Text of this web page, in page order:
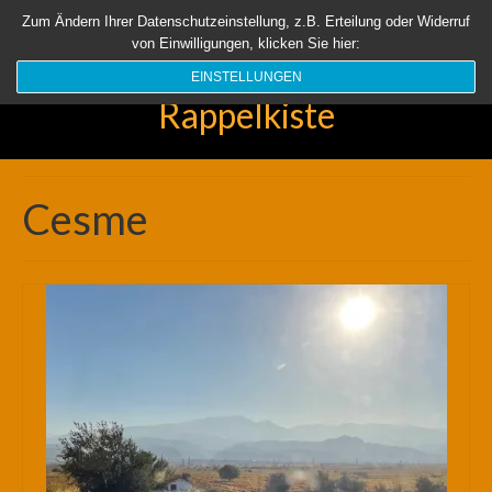
Startseite Aktuell Über uns Unsere Rappelkiste Länder
Suchen
Rappelkiste
Cesme
Zum Ändern Ihrer Datenschutzeinstellung, z.B. Erteilung oder Widerruf
von Einwilligungen, klicken Sie hier:
EINSTELLUNGEN